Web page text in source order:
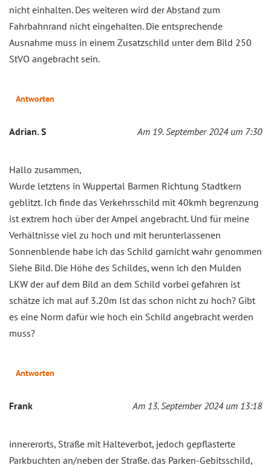
nicht einhalten. Des weiteren wird der Abstand zum
Fahrbahnrand nicht eingehalten. Die entsprechende
Ausnahme muss in einem Zusatzschild unter dem Bild 250
StVO angebracht sein.
Antworten
Adrian. S Am 19. September 2024 um 7:30
Hallo zusammen,
Wurde letztens in Wuppertal Barmen Richtung Stadtkern
geblitzt. Ich finde das Verkehrsschild mit 40kmh begrenzung
ist extrem hoch über der Ampel angebracht. Und für meine
Verhältnisse viel zu hoch und mit herunterlassenen
Sonnenblende habe ich das Schild garnicht wahr genommen
Siehe Bild. Die Höhe des Schildes, wenn ich den Mulden
LKW der auf dem Bild an dem Schild vorbei gefahren ist
schätze ich mal auf 3.20m Ist das schon nicht zu hoch? Gibt
es eine Norm dafür wie hoch ein Schild angebracht werden
muss?
Antworten
Frank Am 13. September 2024 um 13:18
innererorts, Straße mit Halteverbot, jedoch gepflasterte
Parkbuchten an/neben der Straße. das Parken-Gebitsschild,